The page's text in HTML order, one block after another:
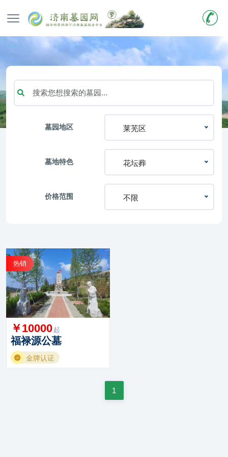
墓园地区 莱芜区
墓地特色 花坛葬
价格范围 不限
热销
￥10000 起
福禄源公墓
金牌认证
1